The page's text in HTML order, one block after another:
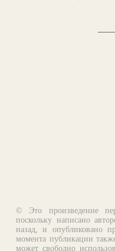
© Это произведение
поскольку написано
назад, и опубликовано
момента публикации
может свободно